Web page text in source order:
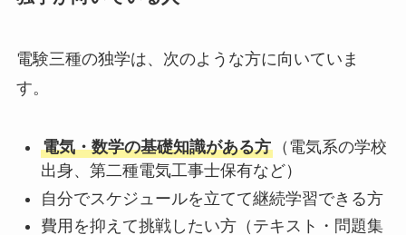
電験三種の独学は、次のような方に向いていま
す。
電気・数学の基礎知識がある方（電気系の学校
出身、第二種電気工事士保有など）
自分でスケジュールを立てて継続学習できる方
費用を抑えて挑戦したい方（テキスト・問題集